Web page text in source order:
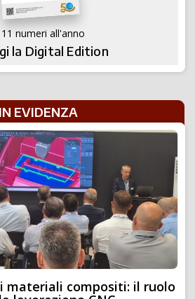
11 numeri all'anno
la Digital Edition
IN EVIDENZA
materiali compositi: il ruolo